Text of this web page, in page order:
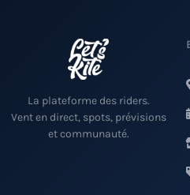
La plateforme des riders.
Vent en direct, spots, prévisions
et communauté.